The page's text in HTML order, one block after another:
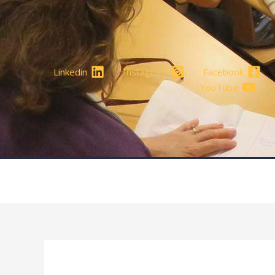
Facebook
Instagram
Linkedin
YouTube